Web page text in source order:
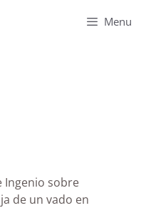
Menu
Ingenio sobre
de un vado en